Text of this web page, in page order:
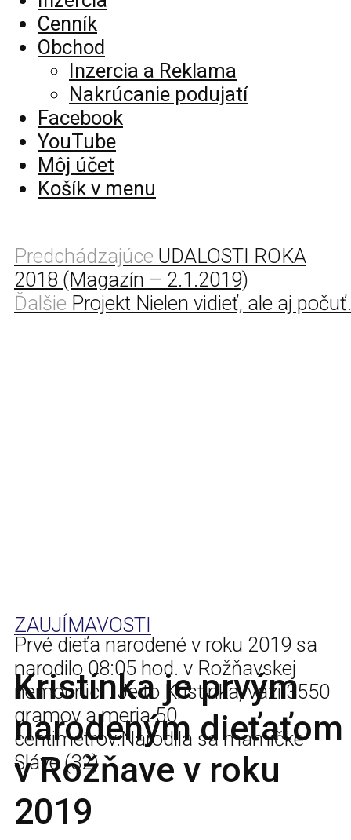
Cenník
Obchod
Inzercia a Reklama
Nakrúcanie podujatí
Facebook
YouTube
Môj účet
Košík v menu
Predchádzajúce UDALOSTI ROKA
2018 (Magazín – 2.1.2019)
Ďalšie Projekt Nielen vidieť, ale aj počuť.
ZAUJÍMAVOSTI
Kristínka je prvým
narodeným dieťaťom
v Rožňave v roku
2019
Prvé dieťa narodené v roku 2019 sa
narodilo 08:05 hod. v Rožňavskej
nemocnici . Je to Kristínka, váži 3550
gramov a meria 50
centimetrov.Narodila sa mamičke
Sláve (32)